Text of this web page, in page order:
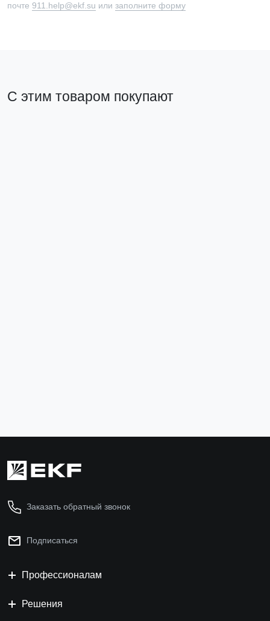
почте 911.help@ekf.su или заполните форму
С этим товаром покупают
Заказать обратный звонок
Подписаться
Профессионалам
Решения